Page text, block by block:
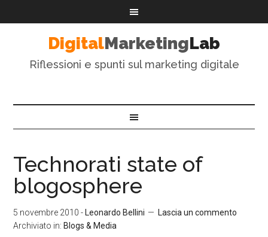
DigitalMarketingLab
Riflessioni e spunti sul marketing digitale
Technorati state of
blogosphere
5 novembre 2010 - Leonardo Bellini
Lascia un commento
Archiviato in: Blogs & Media